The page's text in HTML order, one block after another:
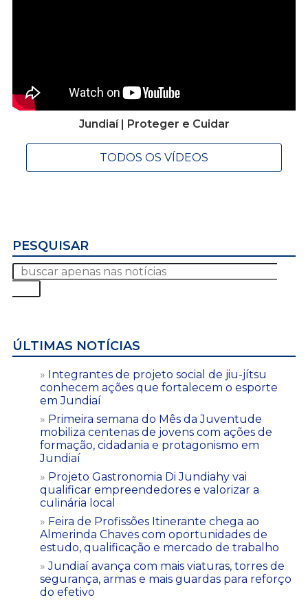
Jundiaí | Proteger e Cuidar
TODOS OS VÍDEOS
PESQUISAR
ÚLTIMAS NOTÍCIAS
Integrantes de projeto social de jiu-jítsu
conhecem ações que fortalecem o esporte
em Jundiaí
Primeira semana do Mês da Juventude
mobiliza centenas de jovens com ações de
formação, cidadania e protagonismo em
Jundiaí
Projeto Gastronomia Di Jundiahy vai
qualificar empreendedores e valorizar a
culinária local
Feira de Profissões Itinerante chega ao
Almerinda Chaves com oportunidades de
estudo, qualificação e mercado de trabalho
Jundiaí avança com mais viaturas, torres de
segurança, armas e mais guardas para reforço
do efetivo